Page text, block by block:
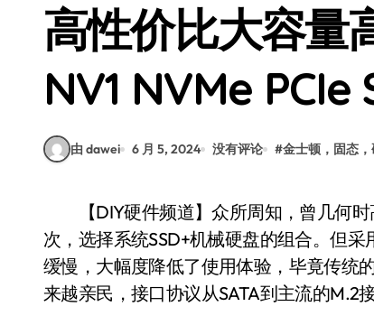
S25 Ultra颜值封神！定制主题潮爆了
高性价比大容量
NV1 NVMe PCIe
由 dawei 6 月 5, 2024 没有评论 #金士顿，固态
【DIY硬件频道】众所周知，曾几何时高速SSD的价格始终居高不下，迫使用户只能退而求其
次，选择系统SSD+机械硬盘的组合。但
缓慢，大幅度降低了使用体验，毕竟传统
来越亲民，接口协议从SATA到主流的M.2